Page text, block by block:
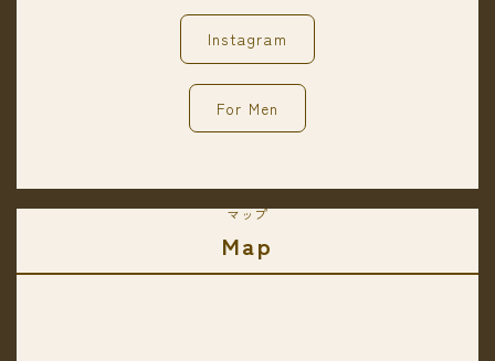
Instagram
For Men
マップ
Map